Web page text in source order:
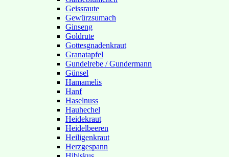
Geissraute
Gewürzsumach
Ginseng
Goldrute
Gottesgnadenkraut
Granatapfel
Gundelrebe / Gundermann
Günsel
Hamamelis
Hanf
Haselnuss
Hauhechel
Heidekraut
Heidelbeeren
Heiligenkraut
Herzgespann